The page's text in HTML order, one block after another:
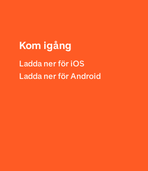
Kom igång
Ladda ner för iOS
Ladda ner för Android